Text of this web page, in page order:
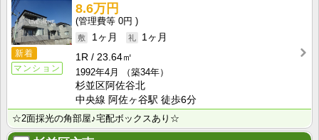
新着
マンション
8.6万円
0円
1ヶ月
1ヶ月
1R
23.64㎡
1992年4月
（築34年）
杉並区阿佐谷北
中央線 阿佐ヶ谷駅 徒歩6分
☆2面採光の角部屋♪宅配ボックスあり☆